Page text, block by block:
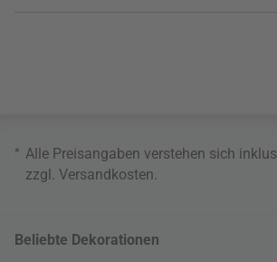
* Alle Preisangaben verstehen sich
zzgl. Versandkosten
Beliebte Dekorationen